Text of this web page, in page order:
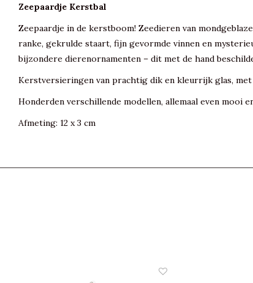
Zeepaardje Kerstbal
Zeepaardje in de kerstboom! Zeedieren van
ranke, gekrulde staart, fijn gevormde vinnen en
bijzondere dierenornamenten – dit met de hand
Kerstversieringen van prachtig dik en kleurrijk glas, met
Honderden verschillende modellen, allemaal even mooi
Afmeting: 12 x 3 cm